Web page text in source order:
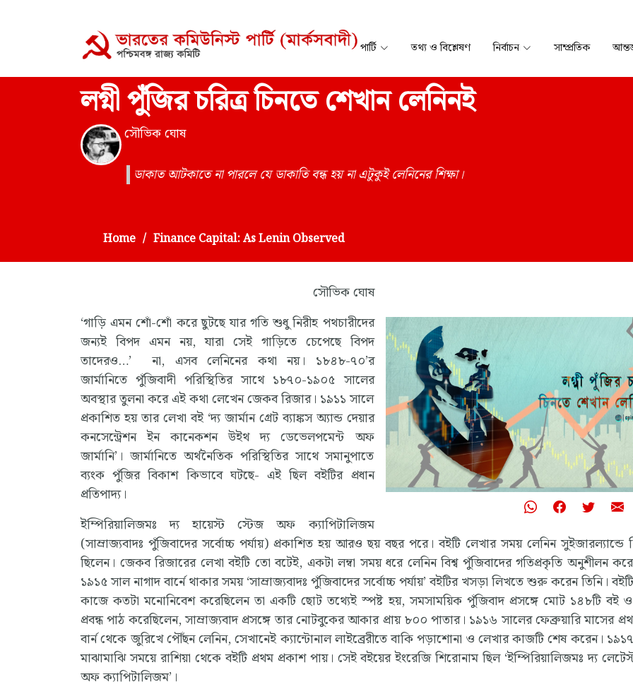
পার্টি তথ্য ও বিশ্লেষণ নির্বাচন সাম্প্রতিক
লগ্নী পুঁজির চরিত্র চিনতে শেখান লেনিনই
সৌভিক ঘোষ
ডাকাত আটকাতে না পারলে যে ডাকাতি বন্ধ হয় না এটুকুই লেনিনের শিক্ষা।
Home Finance Capital: As Lenin Observed
সৌভিক ঘোষ
‘গাড়ি এমন শোঁ-শোঁ করে ছুটছে যার গতি শুধু নিরীহ পথচারীদের
জন্যই বিপদ এমন নয়, যারা সেই গাড়িতে চেপেছে বিপদ
তাদেরও…’ না, এসব লেনিনের কথা নয়। ১৮৪৮-৭০’র
জার্মানিতে পুঁজিবাদী পরিস্থিতির সাথে ১৮৭০-১৯০৫ সালের
অবস্থার তুলনা করে এই কথা লেখেন জেকব রিজার। ১৯১১ সালে
প্রকাশিত হয় তার লেখা বই ‘দ্য জার্মান গ্রেট ব্যাঙ্কস অ্যান্ড দেয়ার
কনসেন্ট্রেশন ইন কানেকশন উইথ দ্য ডেভেলপমেন্ট অফ
জার্মানি’। জার্মানিতে অর্থনৈতিক পরিস্থিতির সাথে সমানুপাতে
ব্যংক পুঁজির বিকাশ কিভাবে ঘটছে- এই ছিল বইটির প্রধান
প্রতিপাদ্য।
ইম্পিরিয়ালিজমঃ দ্য হায়েস্ট স্টেজ অফ ক্যাপিটালিজম
(সাম্রাজ্যবাদঃ পুঁজিবাদের সর্বোচ্চ পর্যায়) প্রকাশিত হয় আরও ছয় বছর পরে। বইটি লেখার সময় লেনিন সুইজারল্যান্ডে
ছিলেন। জেকব রিজারের লেখা বইটি তো বটেই, একটা লম্বা সময় ধরে লেনিন বিশ্ব পুঁজিবাদের গতিপ্রকৃতি অনুশীলন
১৯১৫ সাল নাগাদ বার্নে থাকার সময় ‘সাম্রাজ্যবাদঃ পুঁজিবাদের সর্বোচ্চ পর্যায়’ বইটির খসড়া লিখতে শুরু করেন তিনি।
কাজে কতটা মনোনিবেশ করেছিলেন তা একটি ছোট তথ্যেই স্পষ্ট হয়, সমসাময়িক পুঁজিবাদ প্রসঙ্গে মোট ১৪৮টি বই
প্রবন্ধ পাঠ করেছিলেন, সাম্রাজ্যবাদ প্রসঙ্গে তার নোটবুকের আকার প্রায় ৮০০ পাতার। ১৯১৬ সালের ফেব্রুয়ারি মাসের
বার্ন থেকে জুরিখে পৌঁছন লেনিন, সেখানেই ক্যান্টোনাল লাইব্রেরীতে বাকি পড়াশোনা ও লেখার কাজটি শেষ করেন।
মাঝামাঝি সময়ে রাশিয়া থেকে বইটি প্রথম প্রকাশ পায়। সেই বইয়ের ইংরেজি শিরোনাম ছিল ‘ইম্পিরিয়ালিজমঃ দ্য
অফ ক্যাপিটালিজম’।